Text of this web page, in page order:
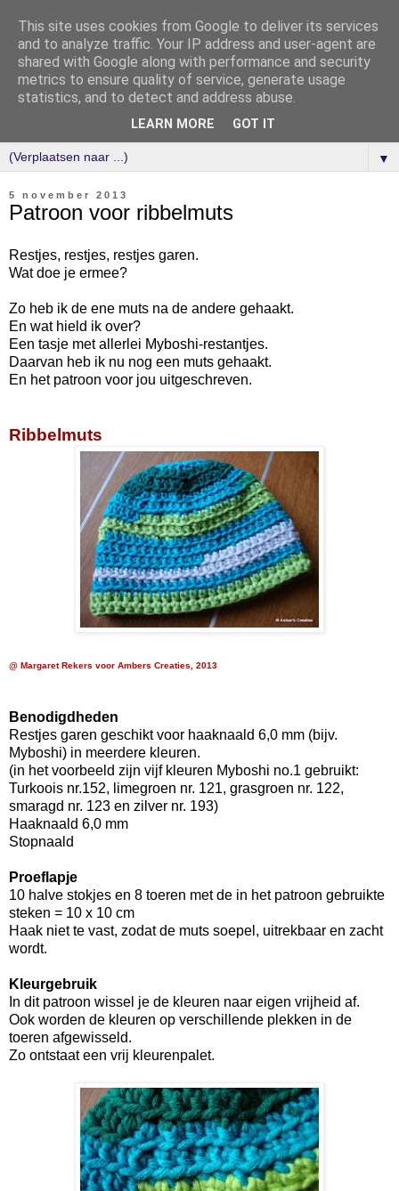
▼
5 november 2013
Patroon voor ribbelmuts
Restjes, restjes, restjes garen.
Wat doe je ermee?
Zo heb ik de ene muts na de andere gehaakt.
En wat hield ik over?
Een tasje met allerlei Myboshi-restantjes.
Daarvan heb ik nu nog een muts gehaakt.
En het patroon voor jou uitgeschreven.
Ribbelmuts
@ Margaret Rekers voor Ambers Creaties, 2013
Benodigdheden
Restjes garen geschikt voor haaknaald 6,0 mm (bijv.
Myboshi) in meerdere kleuren.
(in het voorbeeld zijn vijf kleuren Myboshi no.1 gebruikt:
Turkoois nr.152, limegroen nr. 121, grasgroen nr. 122,
smaragd nr. 123 en zilver nr. 193)
Haaknaald 6,0 mm
Stopnaald
Proeflapje
10 halve stokjes en 8 toeren met de in het patroon gebruikte
steken = 10 x 10 cm
Haak niet te vast, zodat de muts soepel, uitrekbaar en zacht
wordt.
Kleurgebruik
In dit patroon wissel je de kleuren naar eigen vrijheid af.
Ook worden de kleuren op verschillende plekken in de
toeren afgewisseld.
Zo ontstaat een vrij kleurenpalet.
This site uses cookies from Google to deliver its services
and to analyze traffic. Your IP address and user-agent are
shared with Google along with performance and security
metrics to ensure quality of service, generate usage
statistics, and to detect and address abuse.
LEARN MORE GOT IT